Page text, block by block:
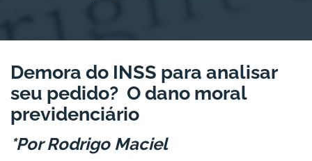
Demora do INSS para analisar
seu pedido? O dano moral
previdenciário
*Por Rodrigo Maciel